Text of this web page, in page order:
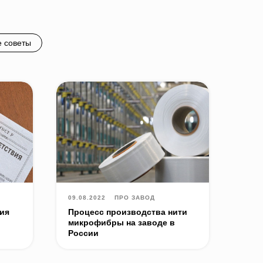
советы
09.08.2022 ПРО ЗАВОД
Процесс производства нити
микрофибры на заводе в
России